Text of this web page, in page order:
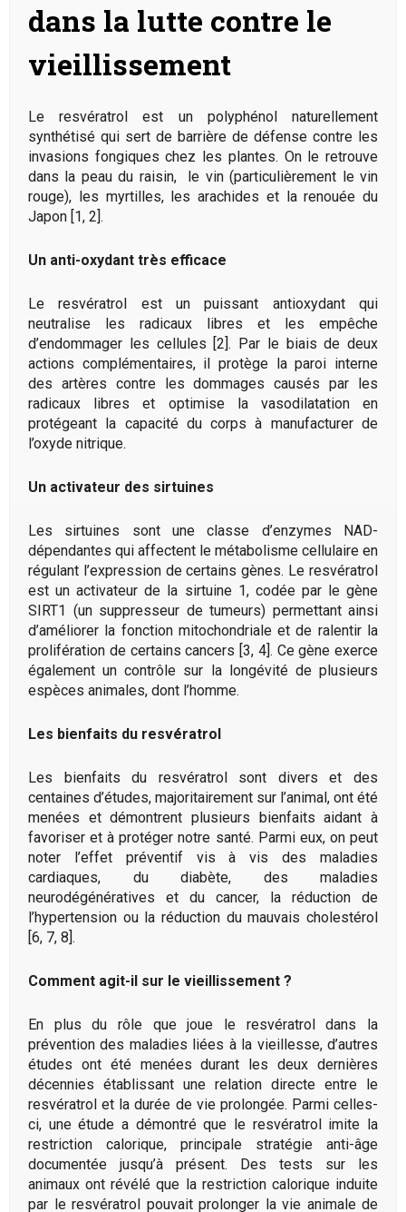
dans la lutte contre le
vieillissement
Le resvératrol est un polyphénol naturellement
synthétisé qui sert de barrière de défense contre les
invasions fongiques chez les plantes. On le retrouve
dans la peau du raisin, le vin (particulièrement le vin
rouge), les myrtilles, les arachides et la renouée du
Japon [1, 2].
Un anti-oxydant très efficace
Le resvératrol est un puissant antioxydant qui
neutralise les radicaux libres et les empêche
d’endommager les cellules [2]. Par le biais de deux
actions complémentaires, il protège la paroi interne
des artères contre les dommages causés par les
radicaux libres et optimise la vasodilatation en
protégeant la capacité du corps à manufacturer de
l’oxyde nitrique.
Un activateur des sirtuines
Les sirtuines sont une classe d’enzymes NAD-
dépendantes qui affectent le métabolisme cellulaire en
régulant l’expression de certains gènes. Le resvératrol
est un activateur de la sirtuine 1, codée par le gène
SIRT1 (un suppresseur de tumeurs) permettant ainsi
d’améliorer la fonction mitochondriale et de ralentir la
prolifération de certains cancers [3, 4]. Ce gène exerce
également un contrôle sur la longévité de plusieurs
espèces animales, dont l’homme.
Les bienfaits du resvératrol
Les bienfaits du resvératrol sont divers et des
centaines d’études, majoritairement sur l’animal, ont été
menées et démontrent plusieurs bienfaits aidant à
favoriser et à protéger notre santé. Parmi eux, on peut
noter l’effet préventif vis à vis des maladies
cardiaques, du diabète, des maladies
neurodégénératives et du cancer, la réduction de
l’hypertension ou la réduction du mauvais cholestérol
[6, 7, 8].
Comment agit-il sur le vieillissement ?
En plus du rôle que joue le resvératrol dans la
prévention des maladies liées à la vieillesse, d’autres
études ont été menées durant les deux dernières
décennies établissant une relation directe entre le
resvératrol et la durée de vie prolongée. Parmi celles-
ci, une étude a démontré que le resvératrol imite la
restriction calorique, principale stratégie anti-âge
documentée jusqu’à présent. Des tests sur les
animaux ont révélé que la restriction calorique induite
par le resvératrol pouvait prolonger la vie animale de